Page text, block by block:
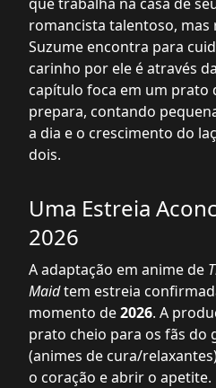
romancista talentoso, mas
Suzume encontra para
carinho por ele é através
capítulo foca em um prato
prepara, contando
a dia e o crescimento do
dois.
Uma Estreia
2026
A adaptação em anime de
Maidtem estreia
momento de2026. A
prato cheio para os fãs do
(animes de cura/
o coração e abrir o apetite.